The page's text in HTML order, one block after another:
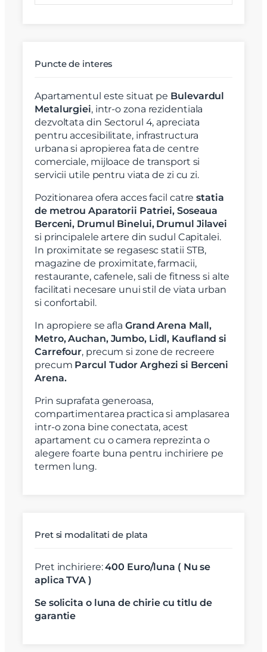
Puncte de interes
Apartamentul este situat pe Bulevardul
Metalurgiei, intr-o zona rezidentiala
dezvoltata din Sectorul 4, apreciata
pentru accesibilitate, infrastructura
urbana si apropierea fata de centre
comerciale, mijloace de transport si
servicii utile pentru viata de zi cu zi.
Pozitionarea ofera acces facil catrestatia
de metrou Aparatorii Patriei, Soseaua
Berceni, Drumul Binelui, Drumul Jilavei
si principalele artere din sudul Capitalei.
In proximitate se regasesc statii STB,
magazine de proximitate, farmacii,
restaurante, cafenele, sali de fitness si alte
facilitati necesare unui stil de viata urban
si confortabil.
In apropiere se afla Grand Arena Mall,
Metro, Auchan, Jumbo, Lidl, Kaufland si
Carrefour, precum si zone de recreere
precum Parcul Tudor Arghezi si Berceni
Arena.
Prin suprafata generoasa,
compartimentarea practica si amplasarea
intr-o zona bine conectata, acest
apartament cu o camera reprezinta o
alegere foarte buna pentru inchiriere pe
termen lung.
Pret si modalitati de plata
Pret inchiriere:400 Euro/luna ( Nu se
aplica TVA )
Se solicita o luna de chirie cu titlu de
garantie
Email